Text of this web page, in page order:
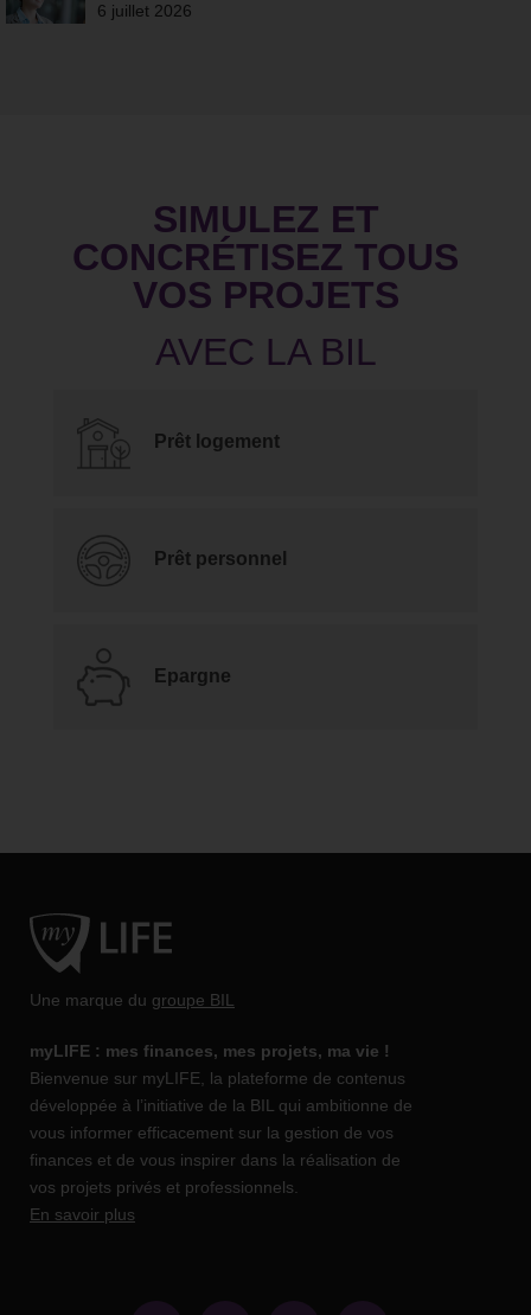
6 juillet 2026
SIMULEZ ET
CONCRÉTISEZ TOUS
VOS PROJETS
Prêt logement
Prêt personnel
Epargne
Une marque du groupe BIL
myLIFE : mes finances, mes projets, ma vie !
Bienvenue sur myLIFE, la plateforme de contenus
développée à l’initiative de la BIL qui ambitionne de
vous informer efficacement sur la gestion de vos
finances et de vous inspirer dans la réalisation de
vos projets privés et professionnels.
En savoir plus